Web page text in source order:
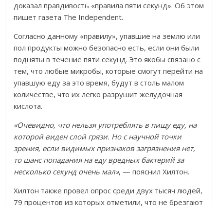
доказал правдивость «правила пяти секунд». Об этом
пишет газета The Independent.
Согласно данному «правилу», упавшие на землю или
пол продукты можно безопасно есть, если они были
подняты в течение пяти секунд. Это якобы связано с
тем, что любые микробы, которые смогут перейти на
упавшую еду за это время, будут в столь малом
количестве, что их легко разрушит желудочная
кислота.
«Очевидно, что нельзя употреблять в пищу еду, на
которой виден слой грязи. Но с научной точки
зрения, если видимых признаков загрязнения нет,
то шанс попадания на еду вредных бактерий за
несколько секунд очень мал», — пояснил Хилтон.
Хилтон также провел опрос среди двух тысяч людей,
79 процентов из которых отметили, что не брезгают